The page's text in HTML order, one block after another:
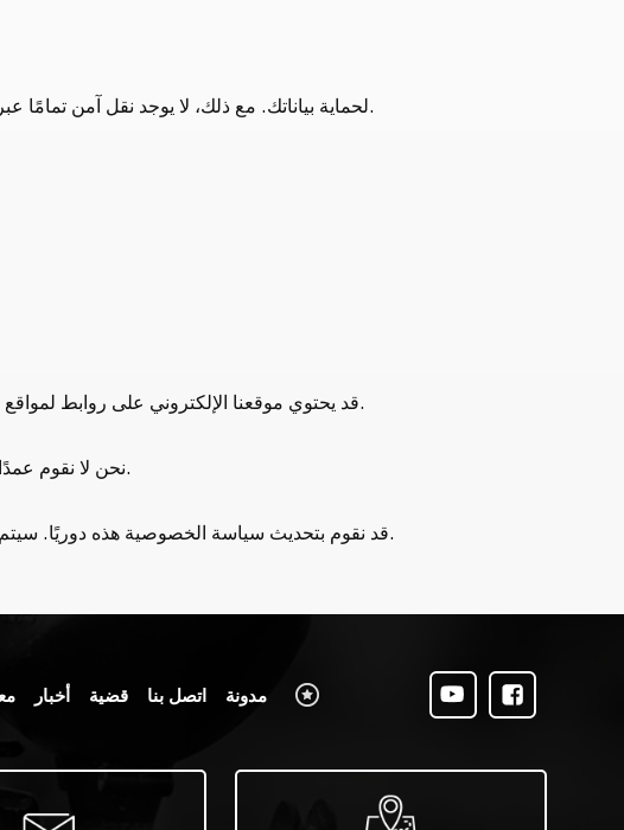
نطبق إجراءات أمان قياسية في هذا المجال (مثل تشفير SSL) لحماية بياناتك. مع ذلك، لا يوجد نقل آمن تمامًا عبر الإنترنت، فأنت تُقدم المعلومات على مسؤوليتك الخاصة.
قد يحتوي موقعنا الإلكتروني على روابط لمواقع خارجية. لسنا مسؤولين عن ممارسات الخصوصية الخاصة بها. يُرجى مراجعة سياساتها قبل تقديم أي معلومات شخصية.
نحن لا نقوم عمدًا بجمع البيانات من الأفراد الذين تقل أعمارهم عن 16 عامًا. إذا علمنا بمثل هذا التجميع، فسنتخذ الخطوات اللازمة لحذفها.
قد نقوم بتحديث سياسة الخصوصية هذه دوريًا. سيتم نشر النسخة المنقحة مع تاريخ "آخر تحديث" جديد. يُعد الاستمرار في استخدام الموقع الإلكتروني موافقةً على التغييرات.
أخبار قضية اتصل بنا مدونة